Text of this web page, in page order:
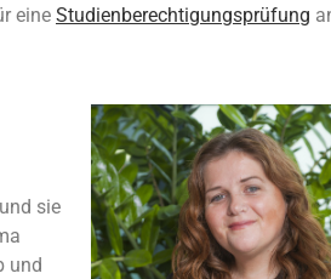
eine Studienberechtigungsprüfung
sie
und